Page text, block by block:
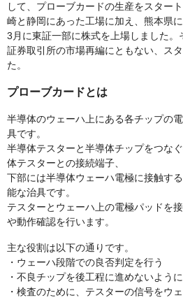
して、プローブカードの生産をスター
崎と静岡にあった工場に加え、熊本県
3月に東証一部に株式を上場しました
証券取引所の市場再編にともない、ス
た。
プローブカードとは
半導体のウェーハ上にある各チップの
具です。
半導体テスターと半導体チップをつな
体テスターとの接続端子、
下部には半導体ウェーハ電極に接触す
能な治具です。
テスターとウェーハ上の電極パッドを
や動作確認を行います。
主な役割は以下の通りです。
・ウェーハ段階での良否判定を行う
・不良チップを後工程に進めないよう
・検査のために、テスターの信号をウ